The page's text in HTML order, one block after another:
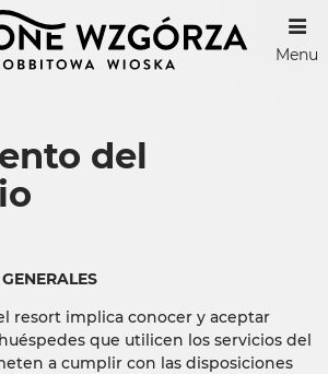
Menu
del
resort implica conocer y aceptar
que utilicen los servicios del
a cumplir con las disposiciones